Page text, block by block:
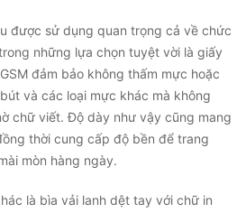
được sử dụng quan trọng cả về chức
những lựa chọn tuyệt vời là giấy
đảm bảo không thấm mực hoặc
và các loại mực khác mà không
chữ viết. Độ dày như vậy cũng mang
thời cung cấp độ bền để trang
mòn hàng ngày.
là bìa vải lanh dệt tay với chữ in